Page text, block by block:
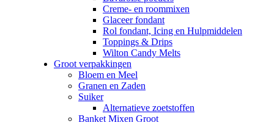
Creme- en roommixen
Glaceer fondant
Rol fondant, Icing en Hulpmiddelen
Toppings & Drips
Wilton Candy Melts
Groot verpakkingen
Bloem en Meel
Granen en Zaden
Suiker
Alternatieve zoetstoffen
Banket Mixen Groot